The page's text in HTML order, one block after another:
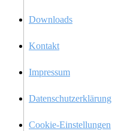
Downloads
Kontakt
Impres­sum
Daten­schutz­er­klä­rung
Cookie-Einstel­­lun­­gen